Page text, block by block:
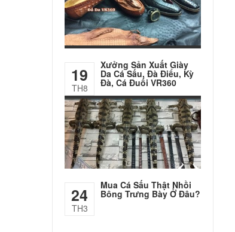
19
TH8
Xưởng Sản Xuất Giày
Da Cá Sấu, Đà Điểu, Kỳ
Đà, Cá Đuối VR360
24
TH3
Mua Cá Sấu Thật Nhồi
Bông Trưng Bày Ở Đâu?